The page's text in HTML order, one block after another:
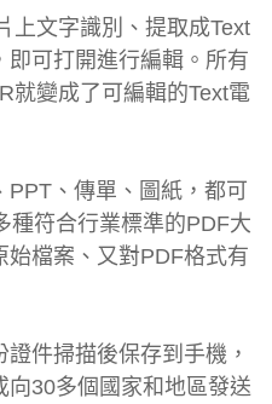
上文字識別、提取成Text
即可打開進行編輯。所有
就變成了可編輯的Text電
、傳單、圖紙，都可
種符合行業標準的PDF大
檔案、又對PDF格式有
件掃描後保存到手機，
30多個國家和地區發送